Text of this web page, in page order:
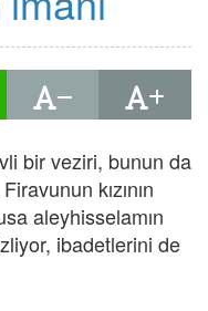
bir veziri, bunun da
kızının
aleyhisselamın
ibadetlerini de